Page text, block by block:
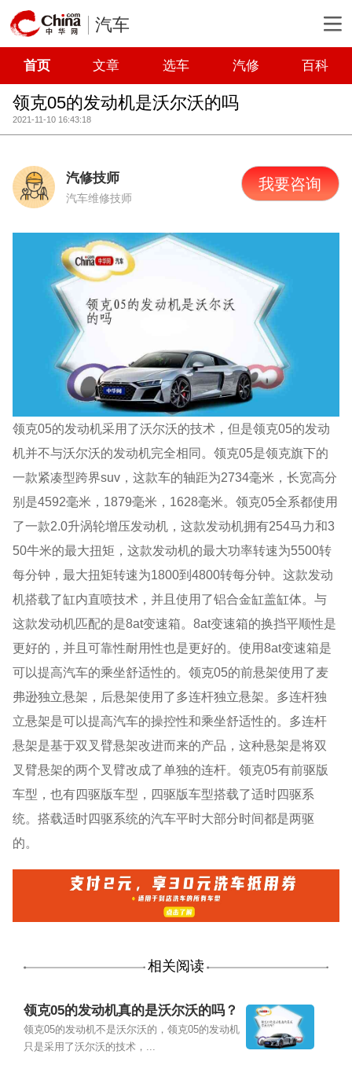
汽车
首页 文章 选车 汽修 百科
领克05的发动机是沃尔沃的吗
2021-11-10 16:43:18
汽修技师
汽车维修技师
我要咨询
领克05的发动机采用了沃尔沃的技术，但是领克05的发动
机并不与沃尔沃的发动机完全相同。领克05是领克旗下的
一款紧凑型跨界suv，这款车的轴距为2734毫米，长宽高分
别是4592毫米，1879毫米，1628毫米。领克05全系都使用
了一款2.0升涡轮增压发动机，这款发动机拥有254马力和3
50牛米的最大扭矩，这款发动机的最大功率转速为5500转
每分钟，最大扭矩转速为1800到4800转每分钟。这款发动
机搭载了缸内直喷技术，并且使用了铝合金缸盖缸体。与
这款发动机匹配的是8at变速箱。8at变速箱的换挡平顺性是
更好的，并且可靠性耐用性也是更好的。使用8at变速箱是
可以提高汽车的乘坐舒适性的。领克05的前悬架使用了麦
弗逊独立悬架，后悬架使用了多连杆独立悬架。多连杆独
立悬架是可以提高汽车的操控性和乘坐舒适性的。多连杆
悬架是基于双叉臂悬架改进而来的产品，这种悬架是将双
叉臂悬架的两个叉臂改成了单独的连杆。领克05有前驱版
车型，也有四驱版车型，四驱版车型搭载了适时四驱系
统。搭载适时四驱系统的汽车平时大部分时间都是两驱
的。
相关阅读
领克05的发动机真的是沃尔沃的吗？
领克05的发动机不是沃尔沃的，领克05的发动机
只是采用了沃尔沃的技术，...